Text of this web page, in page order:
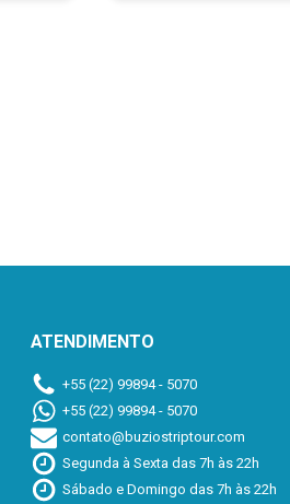
ATENDIMENTO
+55 (22) 99894 - 5070
+55 (22) 99894 - 5070
contato@buziostriptour.com
Segunda à Sexta das 7h às 22h
Sábado e Domingo das 7h às 22h